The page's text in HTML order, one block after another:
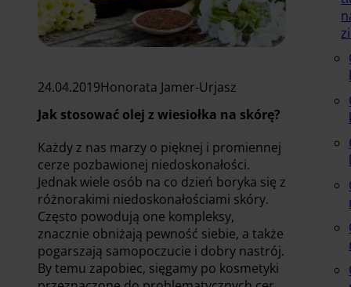
24.04.2019Honorata Jamer-Urjasz
Jak stosować olej z wiesiołka na skórę?
Każdy z nas marzy o pięknej i promiennej
cerze pozbawionej niedoskonałości.
Jednak wiele osób na co dzień boryka się z
różnorakimi niedoskonałościami skóry.
Często powodują one kompleksy,
znacznie obniżają pewność siebie, a także
pogarszają samopoczucie i dobry nastrój.
By temu zapobiec, sięgamy po kosmetyki